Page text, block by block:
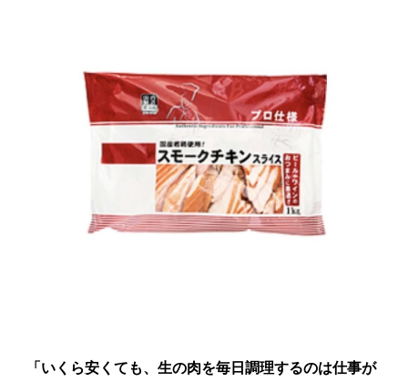
「いくら安くても、生の肉を毎日調理するのは仕事が